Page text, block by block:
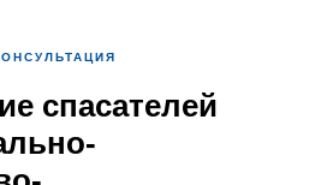
спасателей